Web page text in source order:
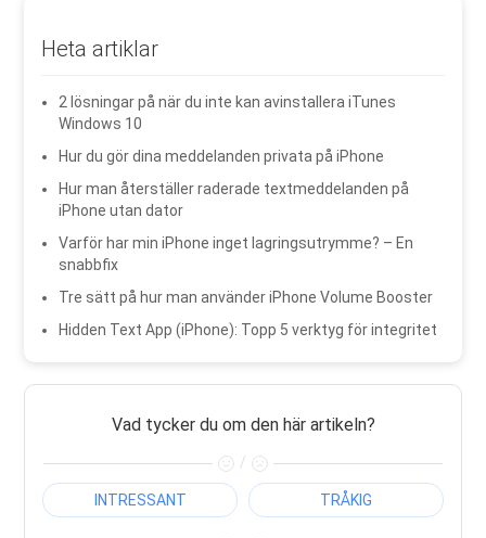
Heta artiklar
2 lösningar på när du inte kan avinstallera iTunes
Windows 10
Hur du gör dina meddelanden privata på iPhone
Hur man återställer raderade textmeddelanden på
iPhone utan dator
Varför har min iPhone inget lagringsutrymme? – En
snabbfix
Tre sätt på hur man använder iPhone Volume Booster
Hidden Text App (iPhone): Topp 5 verktyg för integritet
Vad tycker du om den här artikeln?
/
INTRESSANT TRÅKIG